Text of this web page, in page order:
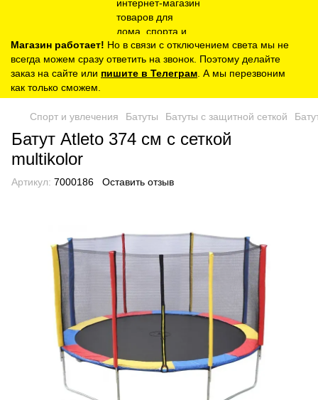
Магазин работает! Но в связи с отключением света мы не
всегда можем сразу ответить на звонок. Поэтому делайте
заказ на сайте или пишите в Телеграм . А мы перезвоним
как только сможем.
Спорт и увлечения Батуты Батуты с защитной сеткой
Батут Atleto 374 см с сеткой
multikolor
Артикул: 7000186 Оставить отзыв